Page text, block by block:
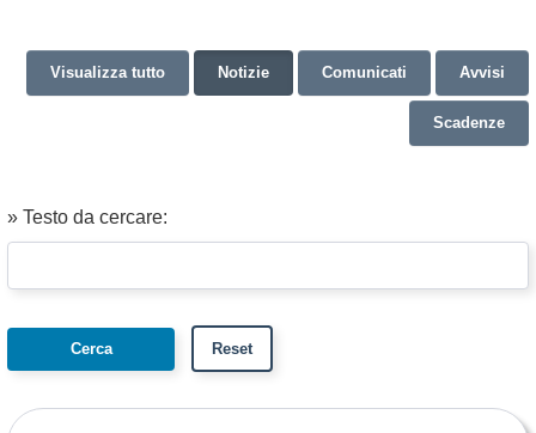
Visualizza tutto Notizie Comunicati Avvisi
Scadenze
» Testo da cercare: